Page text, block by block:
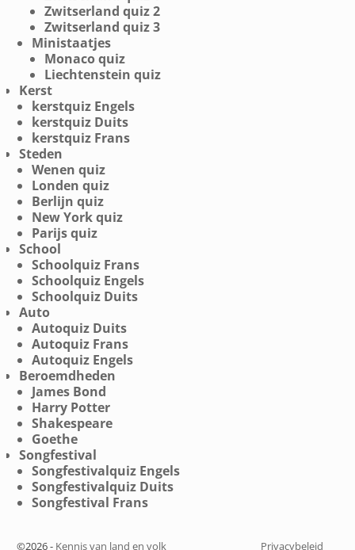
Zwitserland quiz 2
Zwitserland quiz 3
Ministaatjes
Monaco quiz
Liechtenstein quiz
Kerst
kerstquiz Engels
kerstquiz Duits
kerstquiz Frans
Steden
Wenen quiz
Londen quiz
Berlijn quiz
New York quiz
Parijs quiz
School
Schoolquiz Frans
Schoolquiz Engels
Schoolquiz Duits
Auto
Autoquiz Duits
Autoquiz Frans
Autoquiz Engels
Beroemdheden
James Bond
Harry Potter
Shakespeare
Goethe
Songfestival
Songfestivalquiz Engels
Songfestivalquiz Duits
Songfestival Frans
©2026 - Kennis van land en volk Privacybeleid